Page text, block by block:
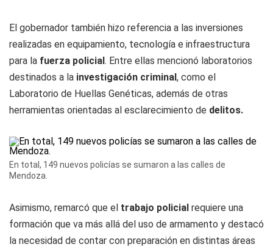
El gobernador también hizo referencia a las inversiones
realizadas en equipamiento, tecnología e infraestructura
para la fuerza policial. Entre ellas mencionó laboratorios
destinados a la investigación criminal, como el
Laboratorio de Huellas Genéticas, además de otras
herramientas orientadas al esclarecimiento de delitos.
En total, 149 nuevos policías se sumaron a las calles de
Mendoza.
Asimismo, remarcó que el trabajo policial requiere una
formación que va más allá del uso de armamento y destacó
la necesidad de contar con preparación en distintas áreas